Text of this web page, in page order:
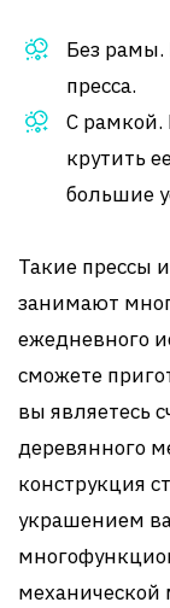
Без рамы.
пресса.
С рамкой.
крутить
большие
Такие прессы
занимают
ежедневного
сможете
вы являетесь
деревянного
конструкция
украшением
механической